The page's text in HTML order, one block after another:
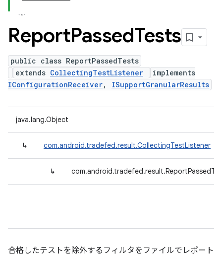
ReportPassedTests
public class ReportPassedTests
extends CollectingTestListener
implements
IConfigurationReceiver, ISupportGranularResults
java.lang.Object
↳ com.android.tradefed.result.CollectingTestListener
↳
合格したテストを除外するフィルタをファイルでレポート